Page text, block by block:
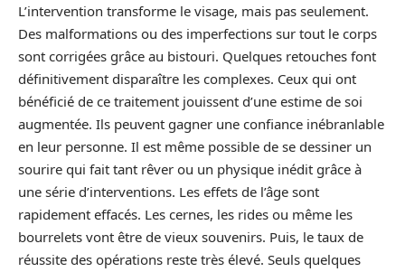
L’intervention transforme le visage, mais pas seulement.
Des malformations ou des imperfections sur tout le corps
sont corrigées grâce au bistouri. Quelques retouches font
définitivement disparaître les complexes. Ceux qui ont
bénéficié de ce traitement jouissent d’une estime de soi
augmentée. Ils peuvent gagner une confiance inébranlable
en leur personne. Il est même possible de se dessiner un
sourire qui fait tant rêver ou un physique inédit grâce à
une série d’interventions. Les effets de l’âge sont
rapidement effacés. Les cernes, les rides ou même les
bourrelets vont être de vieux souvenirs. Puis, le taux de
réussite des opérations reste très élevé. Seuls quelques